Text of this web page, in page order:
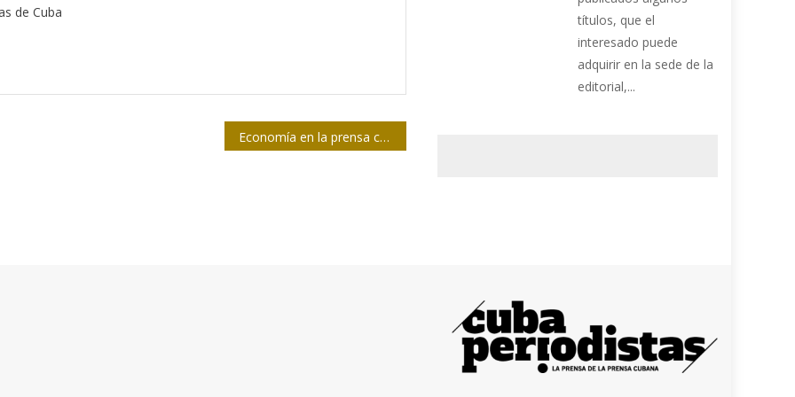
de Cuba
Economía en la prensa camagüeyana
títulos, que el
interesado puede
adquirir en la sede de la
editorial,...